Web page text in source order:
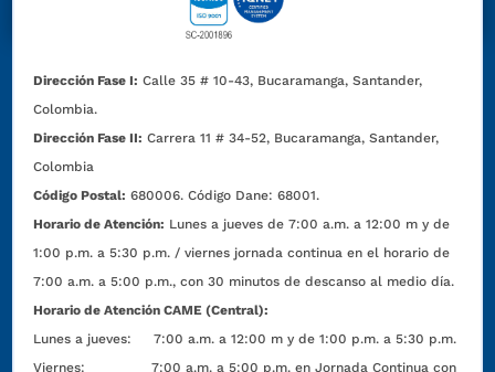
Dirección Fase I: Calle 35 # 10-43, Bucaramanga, Santander,
Colombia.
Dirección Fase II: Carrera 11 # 34-52, Bucaramanga, Santander,
Colombia
Código Postal: 680006. Código Dane: 68001.
Horario de Atención: Lunes a jueves de 7:00 a.m. a 12:00 m y de
1:00 p.m. a 5:30 p.m. / viernes jornada continua en el horario de
7:00 a.m. a 5:00 p.m., con 30 minutos de descanso al medio día.
Horario de Atención CAME (Central):
Lunes a jueves: 7:00 a.m. a 12:00 m y de 1:00 p.m. a 5:30 p.m.
Viernes: 7:00 a.m. a 5:00 p.m. en Jornada Continua con